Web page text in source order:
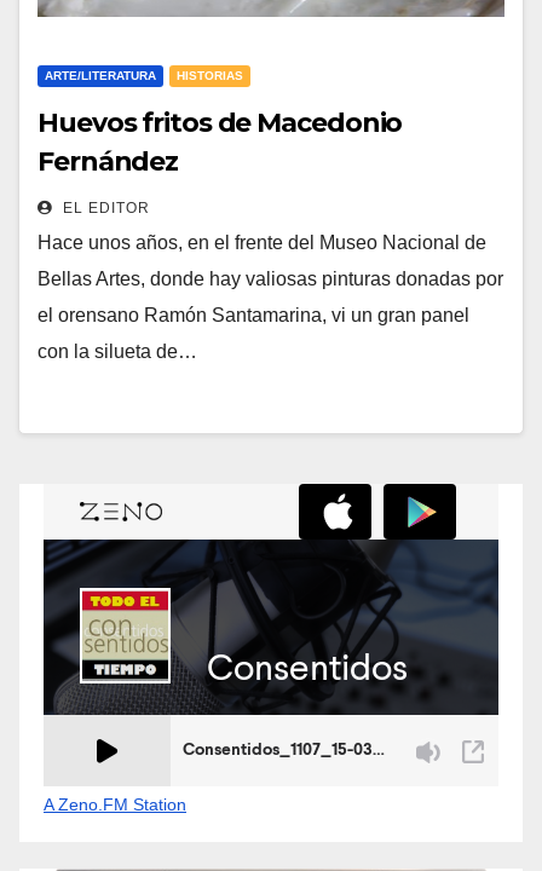
ARTE/LITERATURA HISTORIAS
Huevos fritos de Macedonio
Fernández
EL EDITOR
Hace unos años, en el frente del Museo Nacional de
Bellas Artes, donde hay valiosas pinturas donadas por
el orensano Ramón Santamarina, vi un gran panel
con la silueta de…
A Zeno.FM Station